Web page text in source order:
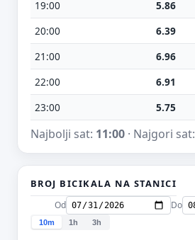
19:00
5.86
20:00
6.39
21:00
6.96
22:00
6.91
23:00
5.75
Najbolji sat: 11:00· Najgori sat:
BROJ BICIKALA NA STANICI
Od Do
10m 1h 3h